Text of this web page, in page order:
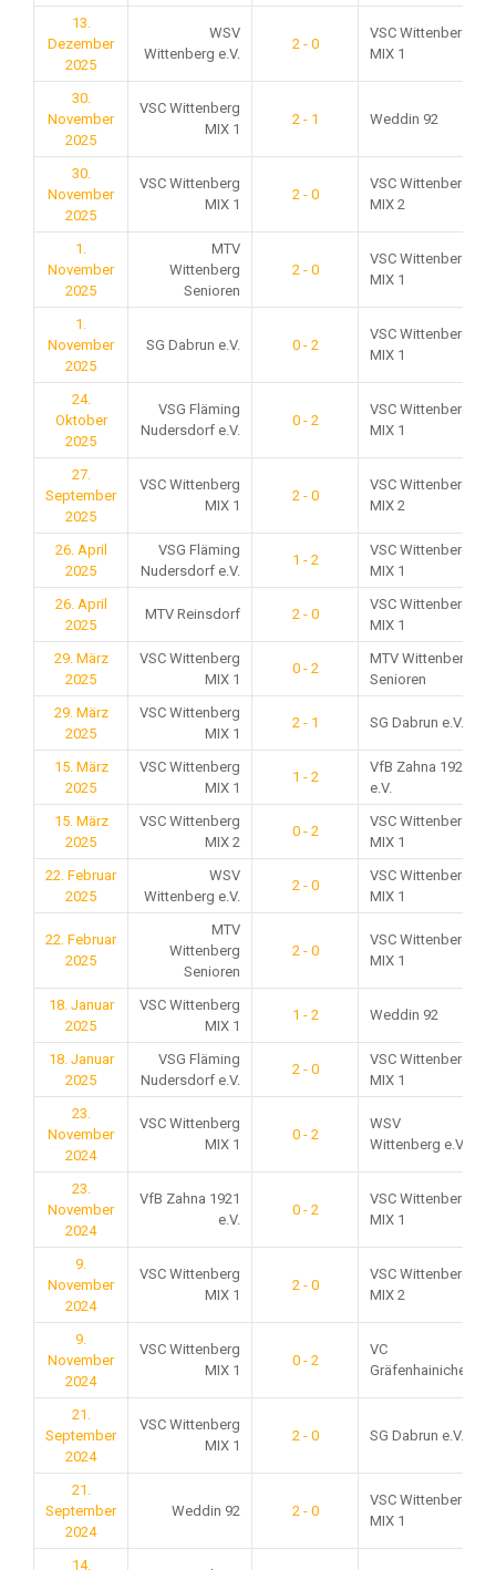
13.
Dezember
2025
WSV
Wittenberg e.V.
2 - 0
VSC Wittenberg
MIX 1
30.
November
2025
VSC Wittenberg
MIX 1
2 - 1 Weddin 92
30.
November
2025
VSC Wittenberg
MIX 1
2 - 0
VSC Wittenberg
MIX 2
1.
November
2025
MTV
Wittenberg
Senioren
2 - 0
VSC Wittenberg
MIX 1
1.
November
2025
SG Dabrun e.V. 0 - 2
VSC Wittenberg
MIX 1
24.
Oktober
2025
VSG Fläming
Nudersdorf e.V.
0 - 2
VSC Wittenberg
MIX 1
27.
September
2025
VSC Wittenberg
MIX 1
2 - 0
VSC Wittenberg
MIX 2
26. April
2025
VSG Fläming
Nudersdorf e.V.
1 - 2
VSC Wittenberg
MIX 1
26. April
2025
MTV Reinsdorf 2 - 0
VSC Wittenberg
MIX 1
29. März
2025
VSC Wittenberg
MIX 1
0 - 2
MTV Wittenberg
Senioren
29. März
2025
VSC Wittenberg
MIX 1
2 - 1 SG Dabrun e.V.
15. März
2025
VSC Wittenberg
MIX 1
1 - 2
VfB Zahna 1921
e.V.
15. März
2025
VSC Wittenberg
MIX 2
0 - 2
VSC Wittenberg
MIX 1
22. Februar
2025
WSV
Wittenberg e.V.
2 - 0
VSC Wittenberg
MIX 1
22. Februar
2025
MTV
Wittenberg
Senioren
2 - 0
VSC Wittenberg
MIX 1
18. Januar
2025
VSC Wittenberg
MIX 1
1 - 2 Weddin 92
18. Januar
2025
VSG Fläming
Nudersdorf e.V.
2 - 0
VSC Wittenberg
MIX 1
23.
November
2024
VSC Wittenberg
MIX 1
0 - 2
WSV
Wittenberg e.V.
23.
November
2024
VfB Zahna 1921
e.V.
0 - 2
VSC Wittenberg
MIX 1
9.
November
2024
VSC Wittenberg
MIX 1
2 - 0
VSC Wittenberg
MIX 2
9.
November
2024
VSC Wittenberg
MIX 1
0 - 2
VC
Gräfenhainichen
21.
September
2024
VSC Wittenberg
MIX 1
2 - 0 SG Dabrun e.V.
21.
September
2024
Weddin 92 2 - 0
VSC Wittenberg
MIX 1
14.